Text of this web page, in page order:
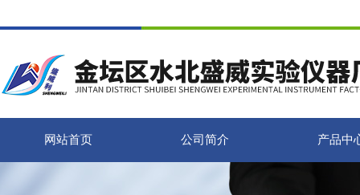
网站首页 公司简介 产品中